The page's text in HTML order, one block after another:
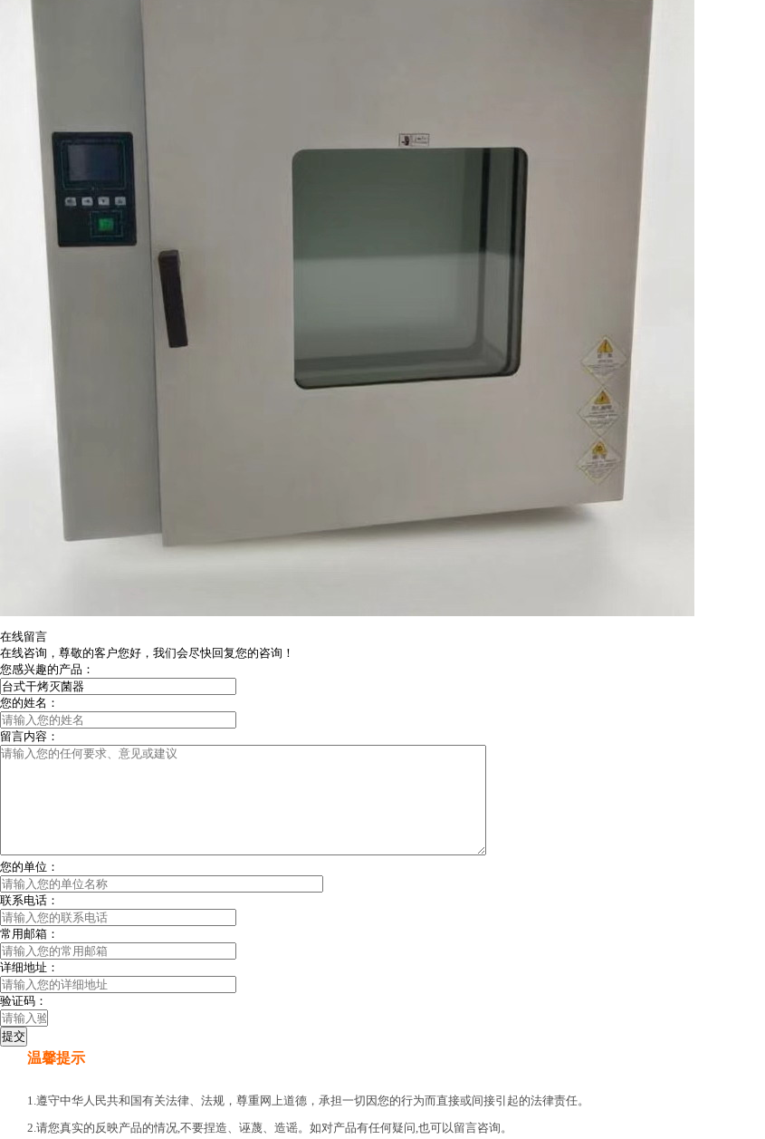
在线留言
在线咨询，尊敬的客户您好，我们会尽快回复您的咨询！
您感兴趣的产品：
您的姓名：
留言内容：
您的单位：
联系电话：
常用邮箱：
详细地址：
验证码：
温馨提示
1.遵守中华人民共和国有关法律、法规，尊重网上道德，承担一切因您的行为而直接或间接引起的法律责任。
2.请您真实的反映产品的情况,不要捏造、诬蔑、造谣。如对产品有任何疑问,也可以留言咨询。